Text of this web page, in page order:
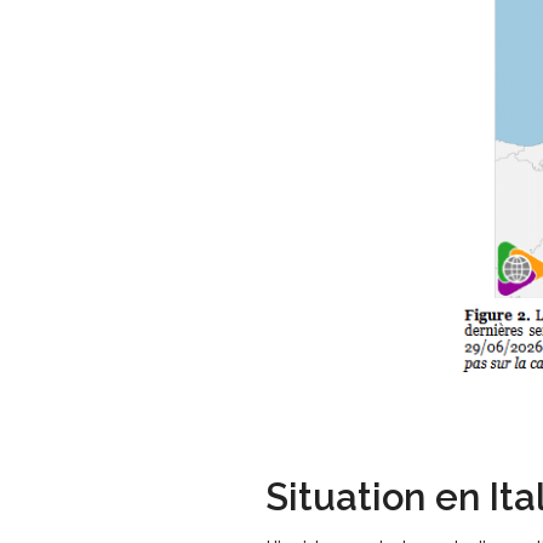
Situation en